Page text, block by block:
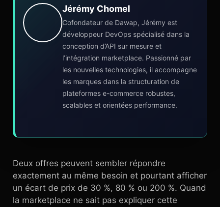
Jérémy Chomel
Cofondateur de Dawap, Jérémy est
développeur DevOps spécialisé dans la
conception d’API sur mesure et
l’intégration marketplace. Passionné par
les nouvelles technologies, il accompagne
les marques dans la structuration de
plateformes e-commerce robustes,
scalables et orientées performance.
Deux offres peuvent sembler répondre
exactement au même besoin et pourtant afficher
un écart de prix de 30 %, 80 % ou 200 %. Quand
la marketplace ne sait pas expliquer cette